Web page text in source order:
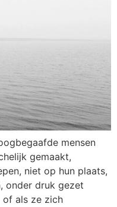
mensen
gemaakt,
niet op hun plaats,
onder druk gezet
of als ze zich